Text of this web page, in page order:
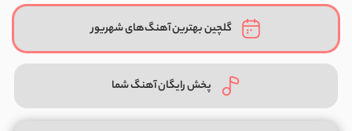
گلچین بهترین آهنگ‌های شهریور
پخش رایگان آهنگ شما